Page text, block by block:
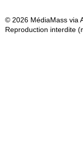
© 2026 MédiaMass via
Reproduction interdite